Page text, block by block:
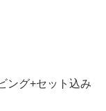
ング+セット込み